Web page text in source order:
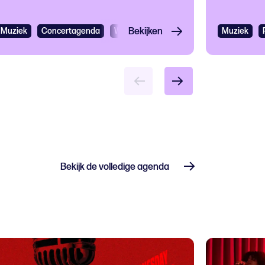
Muziek Concertagenda Wereldmuziek
Bekijken Muziek
Bekijk de volledige agenda